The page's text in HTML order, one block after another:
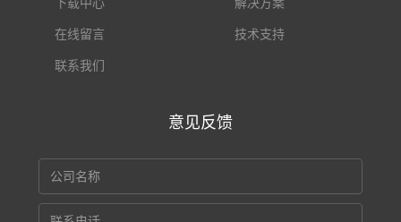
下载中心 解决方案
在线留言 技术支持
联系我们
意见反馈